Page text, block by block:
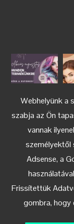
Webhelyünk a
szabja az Ön
vannak
személyektől
Adsense, a
Frissítettük
gombra, hogy